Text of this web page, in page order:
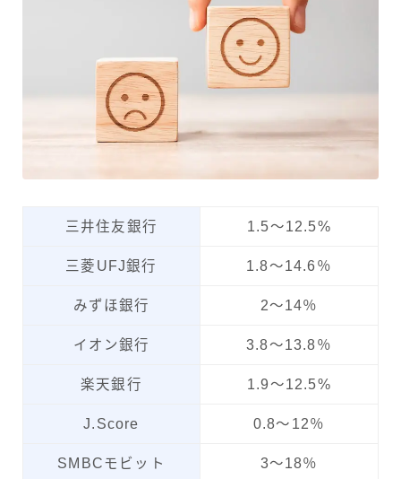
三井住友銀行 1.5〜12.5%
三菱UFJ銀行 1.8〜14.6％
みずほ銀行 2〜14％
イオン銀行 3.8〜13.8％
楽天銀行 1.9〜12.5%
J.Score 0.8〜12％
SMBCモビット 3〜18％